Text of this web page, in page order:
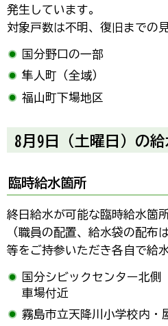
発生しています。
対象戸数は不明、復旧までの
国分野口の一部
隼人町（全域）
福山町下場地区
8月9日（土曜日）の
臨時給水箇所
終日給水が可能な臨時給水箇
（職員の配置、給水袋の配布
等をご持参いただき各自で給
国分シビックセンター北側
車場付近
霧島市立天降川小学校内・